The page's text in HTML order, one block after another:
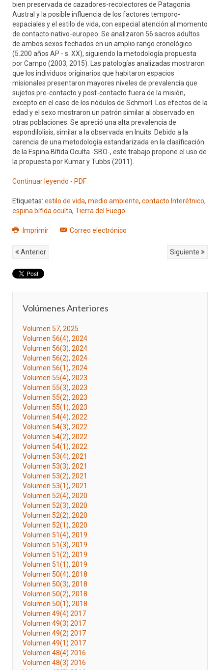
bien preservada de cazadores-recolectores de Patagonia
Austral y la posible influencia de los factores temporo-
espaciales y el estilo de vida, con especial atención al momento
de contacto nativo-europeo. Se analizaron 56 sacros adultos
de ambos sexos fechados en un amplio rango cronológico
(5.200 años AP - s. XX), siguiendo la metodología propuesta
por Campo (2003, 2015). Las patologías analizadas mostraron
que los individuos originarios que habitaron espacios
misionales presentaron mayores niveles de prevalencia que
sujetos pre-contacto y post-contacto fuera de la misión,
excepto en el caso de los nódulos de Schmörl. Los efectos de la
edad y el sexo mostraron un patrón similar al observado en
otras poblaciones. Se apreció una alta prevalencia de
espondilolisis, similar a la observada en Inuits. Debido a la
carencia de una metodología estandarizada en la clasificación
de la Espina Bífida Oculta -SBO-, este trabajo propone el uso de
la propuesta por Kumar y Tubbs (2011).
Continuar leyendo - PDF
Etiquetas: estilo de vida, medio ambiente, contacto Interétnico,
espina bífida oculta, Tierra del Fuego
Imprimir Correo electrónico
Anterior Siguiente
Volúmenes Anteriores
Volumen 57, 2025
Volumen 56(4), 2024
Volumen 56(3), 2024
Volumen 56(2), 2024
Volumen 56(1), 2024
Volumen 55(4), 2023
Volumen 55(3), 2023
Volumen 55(2), 2023
Volumen 55(1), 2023
Volumen 54(4), 2022
Volumen 54(3), 2022
Volumen 54(2), 2022
Volumen 54(1), 2022
Volumen 53(4), 2021
Volumen 53(3), 2021
Volumen 53(2), 2021
Volumen 53(1), 2021
Volumen 52(4), 2020
Volumen 52(3), 2020
Volumen 52(2), 2020
Volumen 52(1), 2020
Volumen 51(4), 2019
Volumen 51(3), 2019
Volumen 51(2), 2019
Volumen 51(1), 2019
Volumen 50(4), 2018
Volumen 50(3), 2018
Volumen 50(2), 2018
Volumen 50(1), 2018
Volumen 49(4) 2017
Volumen 49(3) 2017
Volumen 49(2) 2017
Volumen 49(1) 2017
Volumen 48(4) 2016
Volumen 48(3) 2016